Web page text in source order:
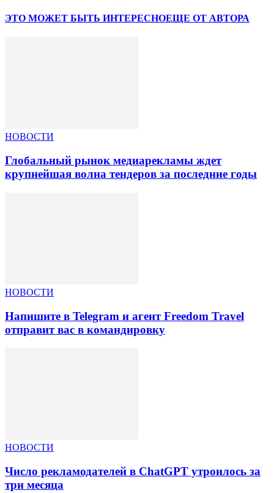
ЭТО МОЖЕТ БЫТЬ ИНТЕРЕСНОЕЩЕ ОТ АВТОРА
НОВОСТИ
Глобальный рынок медиарекламы ждет
крупнейшая волна тендеров за последние годы
НОВОСТИ
Напишите в Telegram и агент Freedom Travel
отправит вас в командировку
НОВОСТИ
Число рекламодателей в ChatGPT утроилось за
три месяца